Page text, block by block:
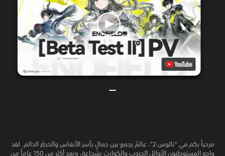
مرحباً بكم في "تالوس 2"، عالمٌ يجمع بين جمالٍ يأسر الأنفاس والخطر الدائم. لقد
واجه المستوطنون الأوائل الحروب والكوارث بشجاعة، وبعد أكثر من 150 عاماً من